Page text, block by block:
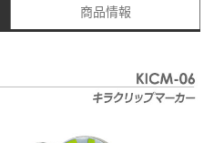
商品情報